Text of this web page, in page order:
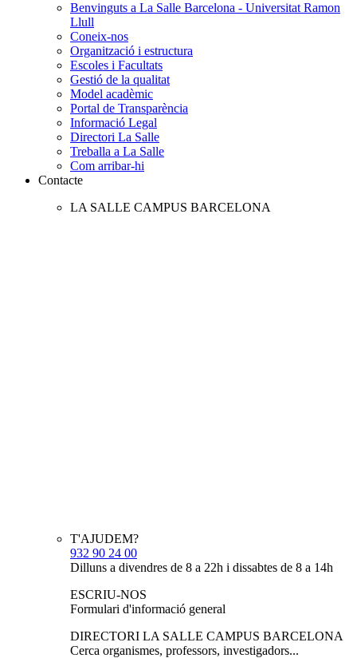
Benvinguts a La Salle Barcelona - Universitat Ramon
Llull
Coneix-nos
Organització i estructura
Escoles i Facultats
Gestió de la qualitat
Model acadèmic
Portal de Transparència
Informació Legal
Directori La Salle
Treballa a La Salle
Com arribar-hi
Contacte
LA SALLE CAMPUS BARCELONA
T'AJUDEM?
932 90 24 00
Dilluns a divendres de 8 a 22h i dissabtes de 8 a 14h
ESCRIU-NOS
Formulari d'informació general
DIRECTORI LA SALLE CAMPUS BARCELONA
Cerca organismes, professors, investigadors...